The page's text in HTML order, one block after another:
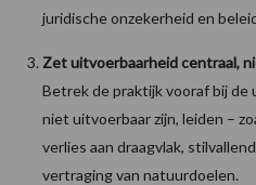
juridische onzekerheid en
Zet uitvoerbaarheid centraal,
Betrek de praktijk vooraf bij
niet uitvoerbaar zijn, leiden –
verlies aan draagvlak,
vertraging van natuurdoelen.